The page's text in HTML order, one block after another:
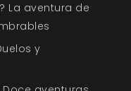
La aventura de
y